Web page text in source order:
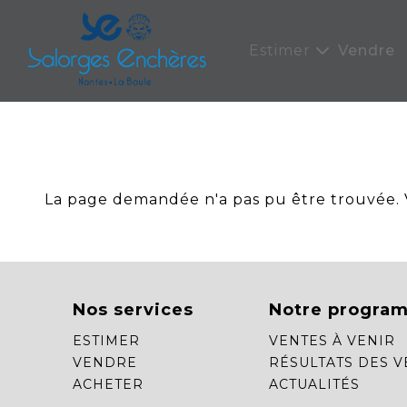
Estimer Vendre
La page demandée n'a pas pu être
Nos services
ESTIMER
VENDRE
ACHETER
Notre
VENTES À VENIR
RÉSULTATS DES
ACTUALITÉS
Panneau de gestion des cookies